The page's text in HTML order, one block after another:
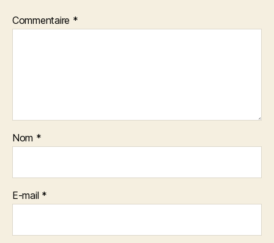
Commentaire *
Nom *
E-mail *